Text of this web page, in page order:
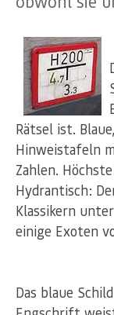
Rätsel ist.
Hinweistafeln
Zahlen.
Hydrantisch:
Klassikern
einige Exoten
Das blaue